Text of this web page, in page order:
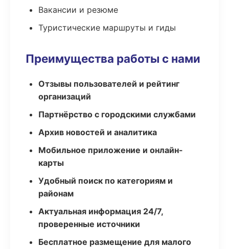
Вакансии и резюме
Туристические маршруты и гиды
Преимущества работы с нами
Отзывы пользователей и рейтинг
организаций
Партнёрство с городскими службами
Архив новостей и аналитика
Мобильное приложение и онлайн-
карты
Удобный поиск по категориям и
районам
Актуальная информация 24/7,
проверенные источники
Бесплатное размещение для малого